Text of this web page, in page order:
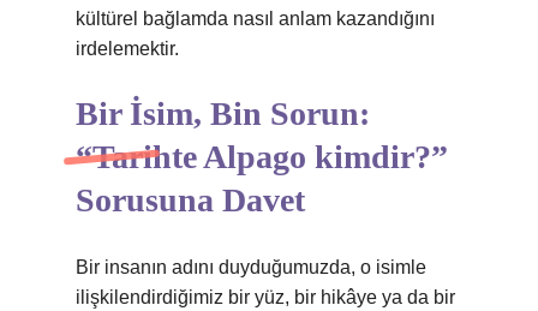
kültürel bağlamda nasıl anlam kazandığını
irdelemektir.
Bir İsim, Bin Sorun:
“Tarihte Alpago kimdir?”
Sorusuna Davet
Bir insanın adını duyduğumuzda, o isimle
ilişkilendirdiğimiz bir yüz, bir hikâye ya da bir